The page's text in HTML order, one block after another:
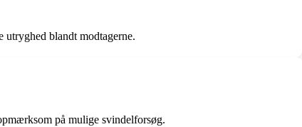
utryghed blandt modtagerne.
på mulige svindelforsøg.